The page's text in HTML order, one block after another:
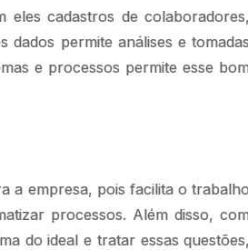
eles cadastros de colaboradores,
dados permite análises e
e processos permite esse
a empresa, pois facilita o
processos. Além disso,
do ideal e tratar essas questões,